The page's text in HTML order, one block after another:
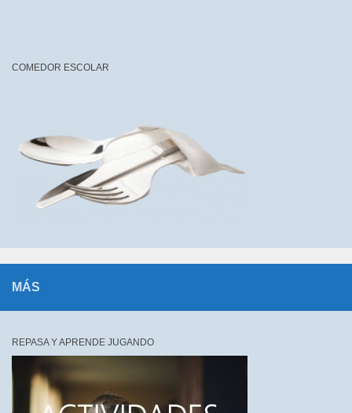
COMEDOR ESCOLAR
MÁS
REPASA Y APRENDE JUGANDO